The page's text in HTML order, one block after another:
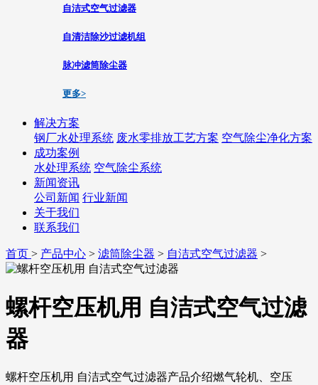
自洁式空气过滤器
自清洁除沙过滤机组
脉冲滤筒除尘器
更多>
解决方案
钢厂水处理系统 废水零排放工艺方案 空气除尘净化方案
成功案例
水处理系统 空气除尘系统
新闻资讯
公司新闻 行业新闻
关于我们
联系我们
首页 > 产品中心 > 滤筒除尘器 > 自洁式空气过滤器 >
螺杆空压机用 自洁式空气过滤
器
螺杆空压机用 自洁式空气过滤器产品介绍燃气轮机、空压